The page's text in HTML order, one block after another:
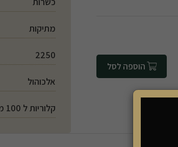
מתיקות
2250
אלכוהול
קלוריות ל 100 מ"ל